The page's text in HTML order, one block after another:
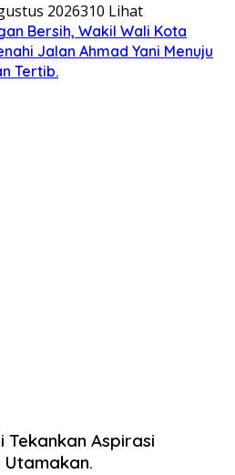
2026310 Lihat
Bersih, Wakil Wali Kota
Jalan Ahmad Yani Menuju
Tertib.
Tekankan Aspirasi